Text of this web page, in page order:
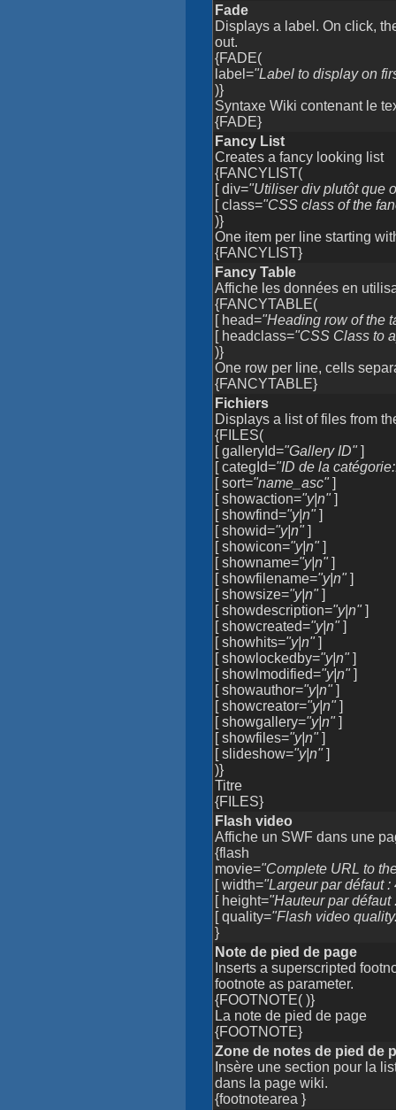
Fade
Displays a label. On click,
out.
{FADE(
label="Label to display on
)}
Syntaxe Wiki contenant le
{FADE}
Fancy List
Creates a fancy looking list
{FANCYLIST(
[ div="Utiliser div plutôt que
[ class="CSS class of the
)}
One item per line starting
{FANCYLIST}
Fancy Table
Affiche les données en
{FANCYTABLE(
[ head="Heading row of the
[ headclass="CSS Class to
)}
One row per line, cells
{FANCYTABLE}
Fichiers
Displays a list of files from
{FILES(
[ galleryId="Gallery ID"]
[ categId="ID de la
[ sort="name_asc"]
[ showaction="y|n"]
[ showfind="y|n"]
[ showid="y|n"]
[ showicon="y|n"]
[ showname="y|n"]
[ showfilename="y|n"]
[ showsize="y|n"]
[ showdescription="y|n"]
[ showcreated="y|n"]
[ showhits="y|n"]
[ showlockedby="y|n"]
[ showlmodified="y|n"]
[ showauthor="y|n"]
[ showcreator="y|n"]
[ showgallery="y|n"]
[ showfiles="y|n"]
[ slideshow="y|n"]
)}
Titre
{FILES}
Flash video
Affiche un SWF dans une
{flash
movie="Complete URL to
[ width="Largeur par défaut :
[ height="Hauteur par défaut
[ quality="Flash video
}
Note de pied de page
Inserts a superscripted
footnote as parameter.
{FOOTNOTE( )}
La note de pied de page
{FOOTNOTE}
Zone de notes de pied de
Insère une section pour la
dans la page wiki.
{footnotearea }